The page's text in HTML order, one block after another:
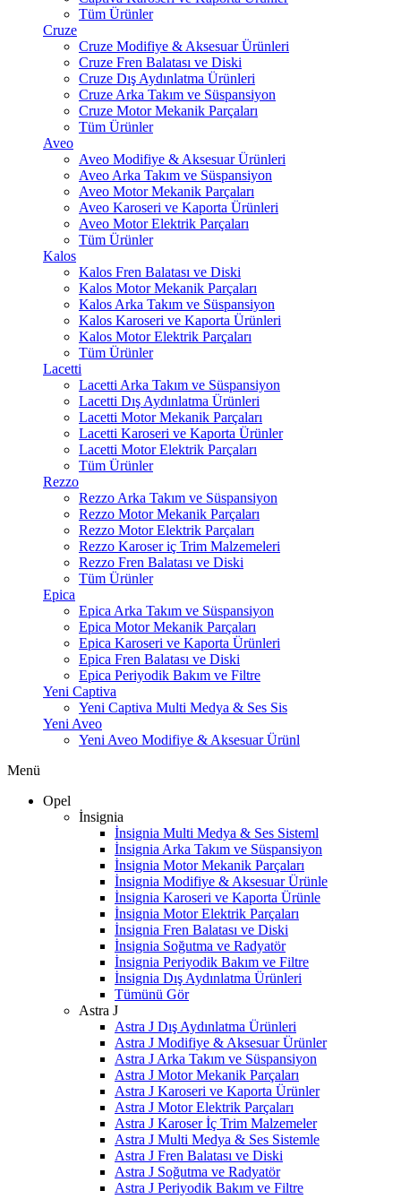
Tüm Ürünler
Cruze
Cruze Modifiye & Aksesuar Ürünleri
Cruze Fren Balatası ve Diski
Cruze Dış Aydınlatma Ürünleri
Cruze Arka Takım ve Süspansiyon
Cruze Motor Mekanik Parçaları
Tüm Ürünler
Aveo
Aveo Modifiye & Aksesuar Ürünleri
Aveo Arka Takım ve Süspansiyon
Aveo Motor Mekanik Parçaları
Aveo Karoseri ve Kaporta Ürünleri
Aveo Motor Elektrik Parçaları
Tüm Ürünler
Kalos
Kalos Fren Balatası ve Diski
Kalos Motor Mekanik Parçaları
Kalos Arka Takım ve Süspansiyon
Kalos Karoseri ve Kaporta Ürünleri
Kalos Motor Elektrik Parçaları
Tüm Ürünler
Lacetti
Lacetti Arka Takım ve Süspansiyon
Lacetti Dış Aydınlatma Ürünleri
Lacetti Motor Mekanik Parçaları
Lacetti Karoseri ve Kaporta Ürünler
Lacetti Motor Elektrik Parçaları
Tüm Ürünler
Rezzo
Rezzo Arka Takım ve Süspansiyon
Rezzo Motor Mekanik Parçaları
Rezzo Motor Elektrik Parçaları
Rezzo Karoser iç Trim Malzemeleri
Rezzo Fren Balatası ve Diski
Tüm Ürünler
Epica
Epica Arka Takım ve Süspansiyon
Epica Motor Mekanik Parçaları
Epica Karoseri ve Kaporta Ürünleri
Epica Fren Balatası ve Diski
Epica Periyodik Bakım ve Filtre
Yeni Captiva
Yeni Captiva Multi Medya & Ses Sis
Yeni Aveo
Yeni Aveo Modifiye & Aksesuar Ürünl
Menü
Opel
İnsignia
İnsignia Multi Medya & Ses Sisteml
İnsignia Arka Takım ve Süspansiyon
İnsignia Motor Mekanik Parçaları
İnsignia Modifiye & Aksesuar Ürünle
İnsignia Karoseri ve Kaporta Ürünle
İnsignia Motor Elektrik Parçaları
İnsignia Fren Balatası ve Diski
İnsignia Soğutma ve Radyatör
İnsignia Periyodik Bakım ve Filtre
İnsignia Dış Aydınlatma Ürünleri
Tümünü Gör
Astra J
Astra J Dış Aydınlatma Ürünleri
Astra J Modifiye & Aksesuar Ürünler
Astra J Arka Takım ve Süspansiyon
Astra J Motor Mekanik Parçaları
Astra J Karoseri ve Kaporta Ürünler
Astra J Motor Elektrik Parçaları
Astra J Karoser İç Trim Malzemeler
Astra J Multi Medya & Ses Sistemle
Astra J Fren Balatası ve Diski
Astra J Soğutma ve Radyatör
Astra J Periyodik Bakım ve Filtre